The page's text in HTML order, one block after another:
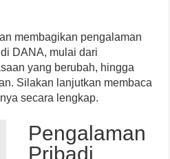
membagikan pengalaman
DANA, mulai dari
yang berubah, hingga
Silakan lanjutkan membaca
secara lengkap.
Pengalaman
Pribadi